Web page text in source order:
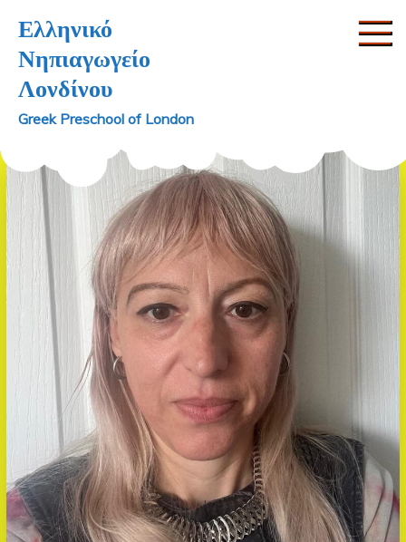
content
Ελληνικό
Νηπιαγωγείο
Λονδίνου
Greek Preschool of London